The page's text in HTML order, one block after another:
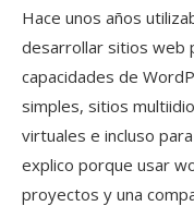
Hace unos años
desarrollar sitios web
capacidades de
simples, sitios
virtuales e incluso
explico porque usar
proyectos y una